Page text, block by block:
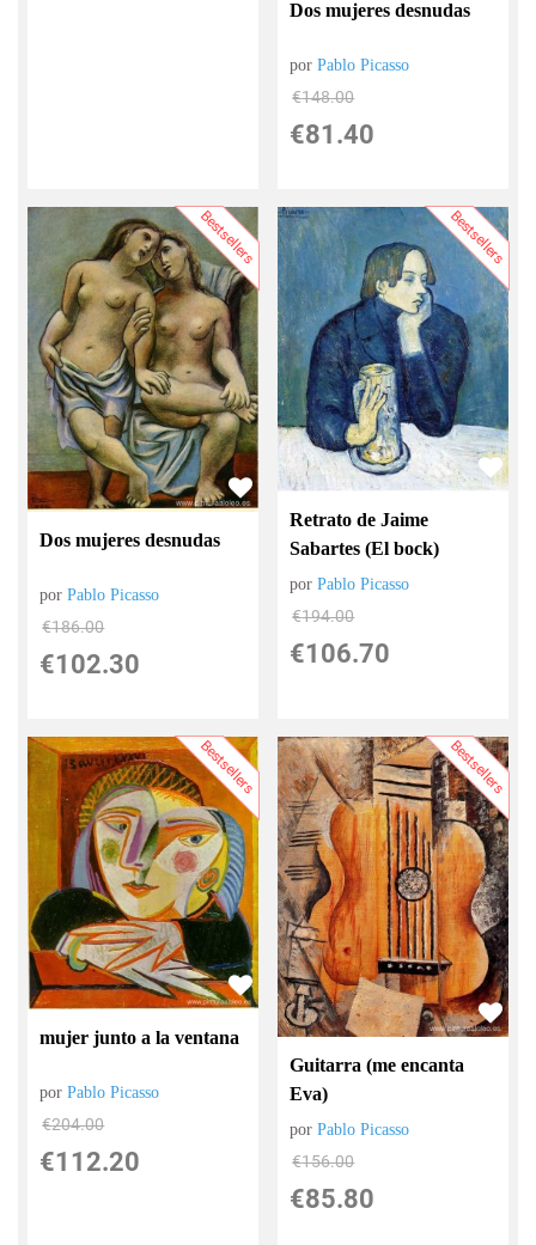
Dos mujeres desnudas
porPablo Picasso
€148.00
€81.40
Bestsellers
Dos mujeres desnudas
porPablo Picasso
€186.00
€102.30
Bestsellers
Retrato de Jaime
Sabartes (El bock)
porPablo Picasso
€194.00
€106.70
Bestsellers
mujer junto a la ventana
porPablo Picasso
€204.00
€112.20
Bestsellers
Guitarra (me encanta
Eva)
porPablo Picasso
€156.00
€85.80